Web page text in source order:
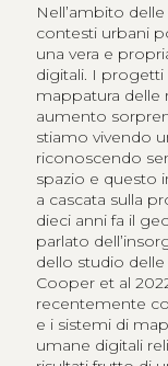
Nell’ambito delle
contesti urbani
una vera e
digitali. I progetti
mappatura delle
aumento
stiamo vivendo
riconoscendo
spazio e questo
a cascata sulla
dieci anni fa il
parlato
dello studio
Cooper et al
recentemente
e i sistemi di
umane digitali